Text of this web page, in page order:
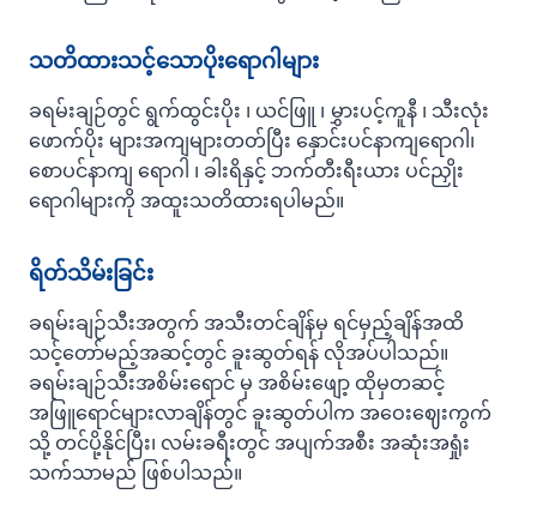
သတိထားသင့်သောပိုးရောဂါများ
ခရမ်းချဉ်တွင် ရွက်ထွင်းပိုး ၊ ယင်ဖြူ ၊ မွှားပင့်ကူနီ ၊ သီးလုံး
ဖောက်ပိုး များအကျများတတ်ပြီး နှောင်းပင်နာကျရောဂါ၊
စောပင်နာကျ ရောဂါ ၊ ခါးရိနှင့် ဘက်တီးရီးယား ပင်ညှိုး
ရောဂါများကို အထူးသတိထားရပါမည်။
ရိတ်သိမ်း⁠ခြင်း
ခရမ်းချဉ်သီးအတွက် အသီးတင်ချိန်မှ ရင်မှည့်ချိန်အထိ
သင့်⁠တော်မည့်အဆင့်တွင် ခူးဆွတ်ရန် လိုအပ်ပါသည်။
ခရမ်းချဉ်သီးအစိမ်း⁠ရောင် မှ အစိမ်း⁠ဖျော့ ထိုမှတဆင့်
အ⁠ဖြူ⁠ရောင်များလာချိန်တွင် ခူးဆွတ်ပါက အ⁠ဝေး⁠ဈေးကွက်
သို့ တင်ပို့နိုင်⁠ပြီး၊ လမ်းခရီးတွင် အပျက်အစီး အဆုံးအရှုံး
သက်သာမည် ⁠ဖြစ်ပါသည်။